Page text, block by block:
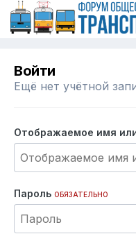
Войти
Ещё нет учётной
Отображаемое имя
Пароль ОБЯЗАТЕЛЬНО